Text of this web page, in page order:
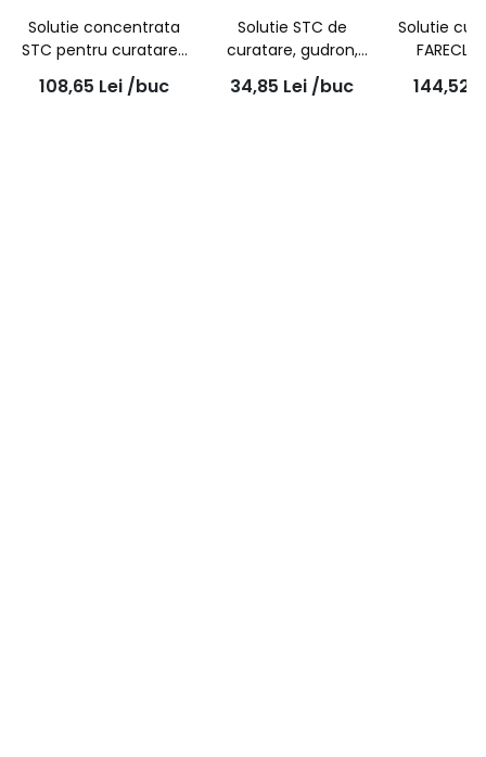
Solutie concentrata
STC pentru curatarea
interioarelor 5042
(Fresh scent) 5L
108,65 Lei /buc
Solutie STC de
curatare, gudron,
rasini, bitum, ulei-uri,
pulverizator, 5052
34,85 Lei /buc
Solutie
500ml,
144,52